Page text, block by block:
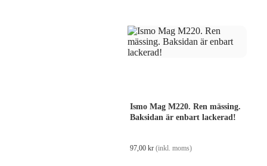
Ismo Mag M220. Ren mässing.
Baksidan är enbart lackerad!
97,00 kr (inkl. moms)